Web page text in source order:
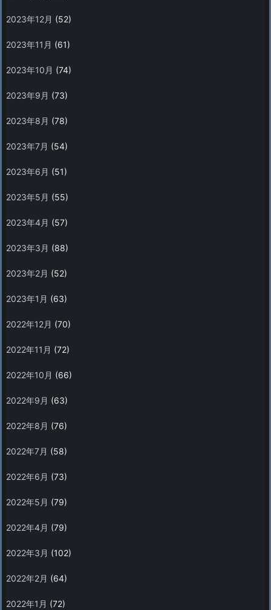
2023年12月 (52)
2023年11月 (61)
2023年10月 (74)
2023年9月 (73)
2023年8月 (78)
2023年7月 (54)
2023年6月 (51)
2023年5月 (55)
2023年4月 (57)
2023年3月 (88)
2023年2月 (52)
2023年1月 (63)
2022年12月 (70)
2022年11月 (72)
2022年10月 (66)
2022年9月 (63)
2022年8月 (76)
2022年7月 (58)
2022年6月 (73)
2022年5月 (79)
2022年4月 (79)
2022年3月 (102)
2022年2月 (64)
2022年1月 (72)